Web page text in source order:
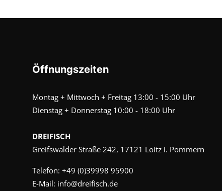
Öffnungszeiten
Montag + Mittwoch + Freitag 13:00 - 15:00 Uhr
Dienstag + Donnerstag 10:00 - 18:00 Uhr
DREIFISCH
Greifswalder Straße 242, 17121 Loitz i. Pommern
Telefon: +49 (0)39998 95900
E-Mail: info@dreifisch.de